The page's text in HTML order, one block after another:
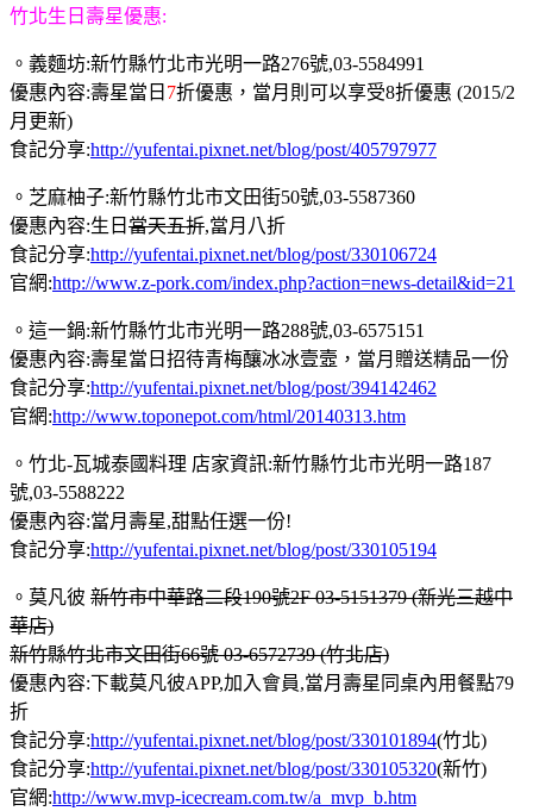
竹北生日壽星優惠:
。義麵坊:新竹縣竹北市光明一路276號,03-5584991
優惠內容:壽星當日 7折優惠，當月則可以享受8折優惠 (2015/2
月更新)
食記分享:http://yufentai.pixnet.net/blog/post/405797977
。芝麻柚子:新竹縣竹北市文田街50號,03-5587360
優惠內容:生日 當天五折,當月八折
食記分享:http://yufentai.pixnet.net/blog/post/330106724
官網:http://www.z-pork.com/index.php?action=news-detail&id=21
。這一鍋:新竹縣竹北市光明一路288號,03-6575151
優惠內容:壽星當日招待青梅釀冰冰壹壼，當月贈送精品一份
食記分享:http://yufentai.pixnet.net/blog/post/394142462
官網:http://www.toponepot.com/html/20140313.htm
。竹北-瓦城泰國料理 店家資訊:新竹縣竹北市光明一路187
號,03-5588222
優惠內容:當月壽星,甜點任選一份!
食記分享:http://yufentai.pixnet.net/blog/post/330105194
。莫凡彼 新竹市中華路二段190號2F 03-5151379 (新光三越中
華店)
新竹縣竹北市文田街66號 03-6572739 (竹北店)
優惠內容:下載莫凡彼APP,加入會員,當月壽星同桌內用餐點79
折
食記分享:http://yufentai.pixnet.net/blog/post/330101894(竹北)
食記分享:http://yufentai.pixnet.net/blog/post/330105320(新竹)
官網:http://www.mvp-icecream.com.tw/a_mvp_b.htm